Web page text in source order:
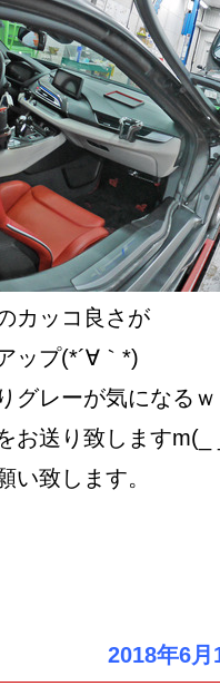
カッコ良さが
ップ(*´∀｀*)
グレーが気になるｗ
お送り致しますm(_
い致します。
2018年6月